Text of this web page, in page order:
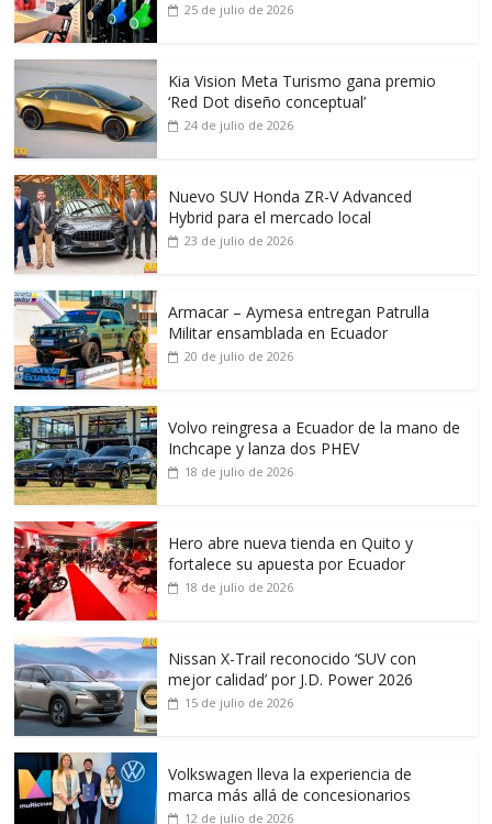
25 de julio de 2026
Kia Vision Meta Turismo gana premio
‘Red Dot diseño conceptual’
24 de julio de 2026
Nuevo SUV Honda ZR-V Advanced
Hybrid para el mercado local
23 de julio de 2026
Armacar – Aymesa entregan Patrulla
Militar ensamblada en Ecuador
20 de julio de 2026
Volvo reingresa a Ecuador de la mano de
Inchcape y lanza dos PHEV
18 de julio de 2026
Hero abre nueva tienda en Quito y
fortalece su apuesta por Ecuador
18 de julio de 2026
Nissan X-Trail reconocido ‘SUV con
mejor calidad’ por J.D. Power 2026
15 de julio de 2026
Volkswagen lleva la experiencia de
marca más allá de concesionarios
12 de julio de 2026